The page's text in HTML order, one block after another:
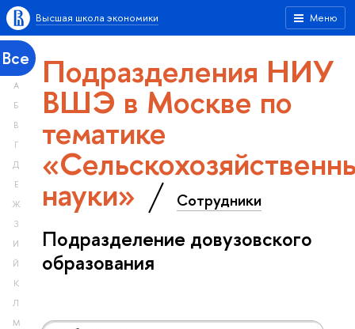
Меню
Высшая школа экономики
Все
А
Б
В
Г
Д
Е
Ж
З
И
Й
К
Л
М
Подразделения НИУ
ВШЭ в Москве по
тематике
науки» Сотрудники
Подразделение довузовского
образования